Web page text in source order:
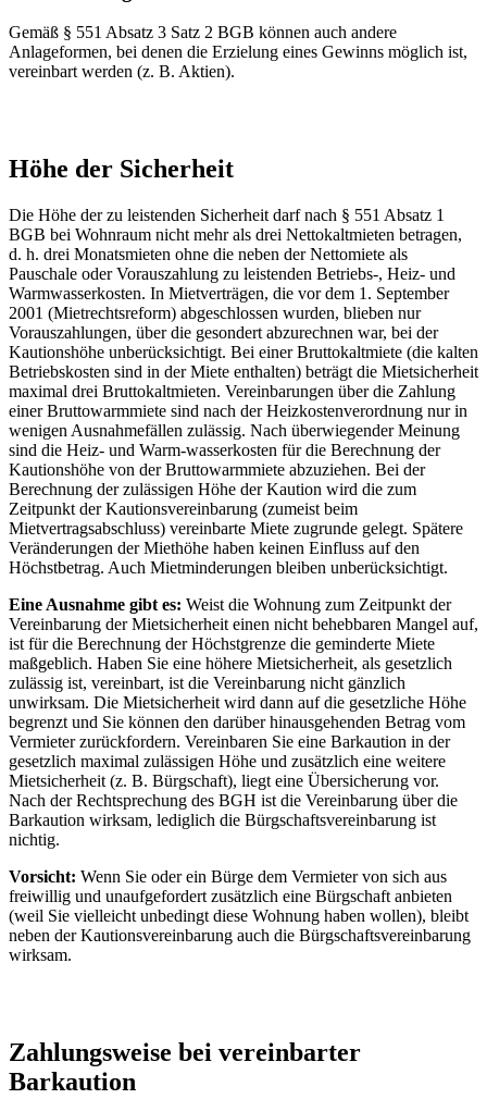
Gemäß § 551 Absatz 3 Satz 2 BGB können auch andere
Anlageformen, bei denen die Erzielung eines Gewinns möglich ist,
vereinbart werden (z. B. Aktien).
Höhe der Sicherheit
Die Höhe der zu leistenden Sicherheit darf nach § 551 Absatz 1
BGB bei Wohnraum nicht mehr als drei Nettokaltmieten betragen,
d. h. drei Monatsmieten ohne die neben der Nettomiete als
Pauschale oder Vorauszahlung zu leistenden Betriebs-, Heiz- und
Warmwasserkosten. In Mietverträgen, die vor dem 1. September
2001 (Mietrechtsreform) abgeschlossen wurden, blieben nur
Vorauszahlungen, über die gesondert abzurechnen war, bei der
Kautionshöhe unberücksichtigt. Bei einer Bruttokaltmiete (die kalten
Betriebskosten sind in der Miete enthalten) beträgt die Mietsicherheit
maximal drei Bruttokaltmieten. Vereinbarungen über die Zahlung
einer Bruttowarmmiete sind nach der Heizkostenverordnung nur in
wenigen Ausnahmefällen zulässig. Nach überwiegender Meinung
sind die Heiz- und Warm-wasserkosten für die Berechnung der
Kautionshöhe von der Bruttowarmmiete abzuziehen. Bei der
Berechnung der zulässigen Höhe der Kaution wird die zum
Zeitpunkt der Kautionsvereinbarung (zumeist beim
Mietvertragsabschluss) vereinbarte Miete zugrunde gelegt. Spätere
Veränderungen der Miethöhe haben keinen Einfluss auf den
Höchstbetrag. Auch Mietminderungen bleiben unberücksichtigt.
Eine Ausnahme gibt es: Weist die Wohnung zum Zeitpunkt der
Vereinbarung der Mietsicherheit einen nicht behebbaren Mangel auf,
ist für die Berechnung der Höchstgrenze die geminderte Miete
maßgeblich. Haben Sie eine höhere Mietsicherheit, als gesetzlich
zulässig ist, vereinbart, ist die Vereinbarung nicht gänzlich
unwirksam. Die Mietsicherheit wird dann auf die gesetzliche Höhe
begrenzt und Sie können den darüber hinausgehenden Betrag vom
Vermieter zurückfordern. Vereinbaren Sie eine Barkaution in der
gesetzlich maximal zulässigen Höhe und zusätzlich eine weitere
Mietsicherheit (z. B. Bürgschaft), liegt eine Übersicherung vor.
Nach der Rechtsprechung des BGH ist die Vereinbarung über die
Barkaution wirksam, lediglich die Bürgschaftsvereinbarung ist
nichtig.
Vorsicht: Wenn Sie oder ein Bürge dem Vermieter von sich aus
freiwillig und unaufgefordert zusätzlich eine Bürgschaft anbieten
(weil Sie vielleicht unbedingt diese Wohnung haben wollen), bleibt
neben der Kautionsvereinbarung auch die Bürgschaftsvereinbarung
wirksam.
Zahlungsweise bei vereinbarter
Barkaution